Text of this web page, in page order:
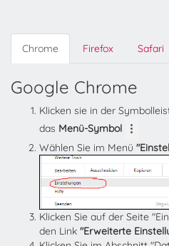
Chrome Firefox Safari
Google Chrome
Klicken sie in der
das Menü-Symbol
Wählen Sie im Menü
Klicken Sie auf der Seite
den Link "Erweiterte